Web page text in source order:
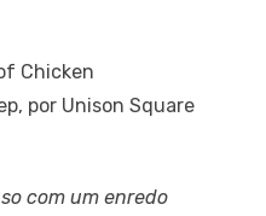
Chicken
por Unison Square
com um enredo